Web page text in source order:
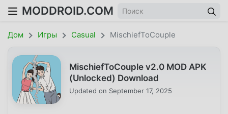
MODDROID.COM
Дом Игры Casual MischiefToCouple
MischiefToCouple v2.0 MOD APK
(Unlocked) Download
Updated on September 17, 2025